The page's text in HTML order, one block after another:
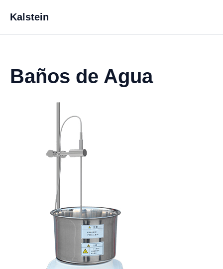
Kalstein
Baños de Agua